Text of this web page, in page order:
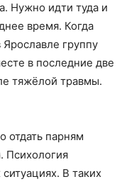
Нужно идти туда и
время. Когда
Ярославле группу
в последние две
тяжёлой травмы.
отдать парням
Психология
В таких